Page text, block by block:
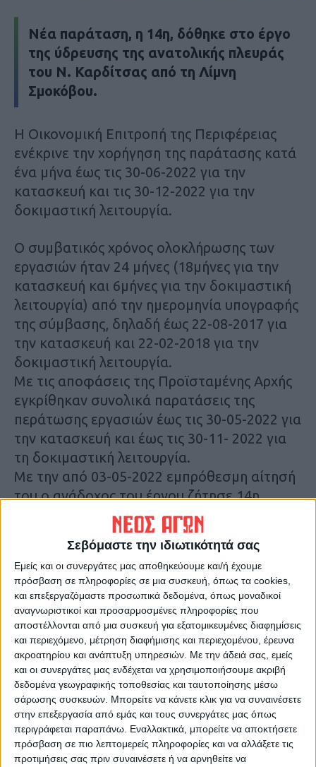
Σεβόμαστε την ιδιωτικότητά σας
Εμείς και οι συνεργάτες μας αποθηκεύουμε και/ή έχουμε
πρόσβαση σε πληροφορίες σε μια συσκευή, όπως τα cookies,
και επεξεργαζόμαστε προσωπικά δεδομένα, όπως μοναδικοί
αναγνωριστικοί και προσαρμοσμένες πληροφορίες που
αποστέλλονται από μια συσκευή για εξατομικευμένες διαφημίσεις
και περιεχόμενο, μέτρηση διαφήμισης και περιεχομένου, έρευνα
ακροατηρίου και ανάπτυξη υπηρεσιών. Με την άδειά σας, εμείς
και οι συνεργάτες μας ενδέχεται να χρησιμοποιήσουμε ακριβή
δεδομένα γεωγραφικής τοποθεσίας και ταυτοποίησης μέσω
σάρωσης συσκευών. Μπορείτε να κάνετε κλικ για να συναινέσετε
στην επεξεργασία από εμάς και τους συνεργάτες μας όπως
περιγράφεται παραπάνω. Εναλλακτικά, μπορείτε να αποκτήσετε
πρόσβαση σε πιο λεπτομερείς πληροφορίες και να αλλάξετε τις
προτιμήσεις σας πριν συναινέσετε ή να αρνηθείτε να
Νέα παράταση, η 14η, δόθηκε στο έργο
της ύδρευσης της ανατολικής πλευράς
του Ν. Καρδίτσας από τη Λίμνη
Σμοκόβου.
Η Οικονομική Επιτροπή της Περιφέρειας
ενέκρινε την χορήγηση της παράτασης κατά
ένα μήνα έως τις 30-06-2022 για την
κατασκευή και τις 30-12-2022 για την
δοκιμαστική λειτουργία.
Ο συμβατικός χρόνος ολοκλήρωσης των
εργασιών ήταν 24 μήνες (18μήνες για την
κατασκευή και 6μήνες για την δοκιμαστική
λειτουργία) από την ημερομηνία υπογραφής
της σύμβασης, δηλαδή έως 22-08-2017 για
την κατασκευή και 22-02-2018 για την
δοκιμαστική λειτουργία.
Με τις αποφάσεις της Προϊσταμένης Αρχής
εγκρίθηκαν συνολικά παρατάσεις της
περάτωσης εργασιών έως τις 30-05-2022 για
την κατασκευή και έως τις 30-11- 2022 για
τη δοκιμαστική λειτουργία.
Με την από 03-05-2022 εμπρόθεσμη αίτησή
του ο ανάδοχος του έργου ζήτησε 14η
προθεσμίας ολοκλήρωσης
των εργασιών έως τις 30-06-2022 για την
κατασκευή και την 30-12-2022για την
δοκιμαστική λειτουργία, αντίστοιχη με την
ολοκλήρωση του 2ου υποέργου της πράξης.
Τελευταίες Ειδήσεις Σήμερα
Ακολούθησε την εφημερίδα ΝΕΟΣ
ΑΓΩΝ στο Google News!
Όλες οι εξελίξεις στην περιοχή της
Καρδίτσας και ευρύτερα της Θεσσαλίας